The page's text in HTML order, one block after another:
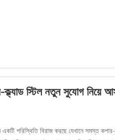
স্টিল নতুন সুযোগ নিয়ে
একটি পরিস্থিতি বিরাজ করছে যেখানে সমস্ত